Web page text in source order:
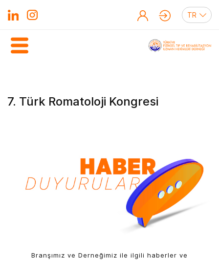
7. Türk Romatoloji Kongresi
Branşımız ve Derneğimiz ile ilgili haberler ve